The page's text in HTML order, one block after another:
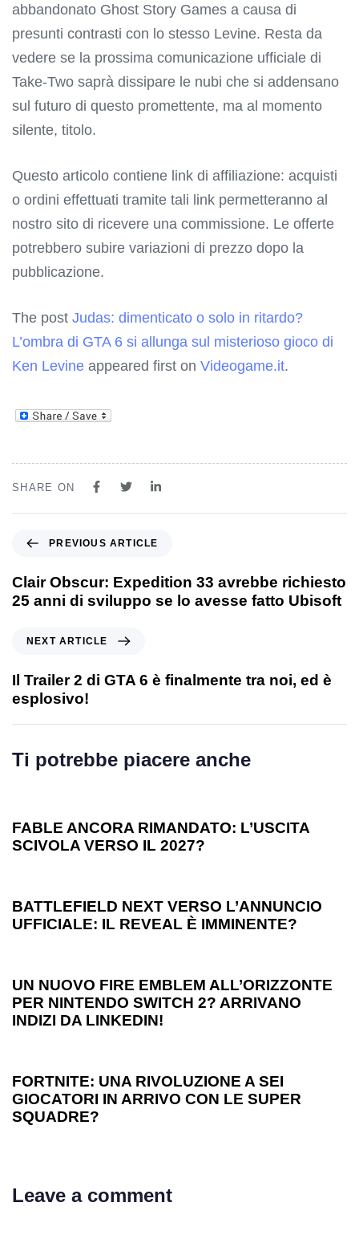
abbandonato Ghost Story Games a causa di
presunti contrasti con lo stesso Levine. Resta da
vedere se la prossima comunicazione ufficiale di
Take-Two saprà dissipare le nubi che si addensano
sul futuro di questo promettente, ma al momento
silente, titolo.
Questo articolo contiene link di affiliazione: acquisti
o ordini effettuati tramite tali link permetteranno al
nostro sito di ricevere una commissione. Le offerte
potrebbero subire variazioni di prezzo dopo la
pubblicazione.
The post Judas: dimenticato o solo in ritardo?
L’ombra di GTA 6 si allunga sul misterioso gioco di
Ken Levine appeared first on Videogame.it.
SHARE ON
PREVIOUS ARTICLE
Clair Obscur: Expedition 33 avrebbe richiesto
25 anni di sviluppo se lo avesse fatto Ubisoft
NEXT ARTICLE
Il Trailer 2 di GTA 6 è finalmente tra noi, ed è
esplosivo!
Ti potrebbe piacere anche
FABLE ANCORA RIMANDATO: L’USCITA
SCIVOLA VERSO IL 2027?
BATTLEFIELD NEXT VERSO L’ANNUNCIO
UFFICIALE: IL REVEAL È IMMINENTE?
UN NUOVO FIRE EMBLEM ALL’ORIZZONTE
PER NINTENDO SWITCH 2? ARRIVANO
INDIZI DA LINKEDIN!
FORTNITE: UNA RIVOLUZIONE A SEI
GIOCATORI IN ARRIVO CON LE SUPER
SQUADRE?
Leave a comment